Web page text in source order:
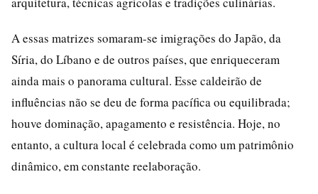
A essas matrizes somaram-se imigrações do Japão, da
Síria, do Líbano e de outros países, que enriqueceram
ainda mais o panorama cultural. Esse caldeirão de
influências não se deu de forma pacífica ou equilibrada;
houve dominação, apagamento e resistência. Hoje, no
entanto, a cultura local é celebrada como um patrimônio
dinâmico, em constante reelaboração.